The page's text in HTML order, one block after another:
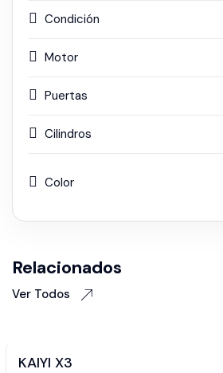
Condición
Motor
Puertas
Cilindros
Color
Relacionados
Ver Todos
KAIYI X3